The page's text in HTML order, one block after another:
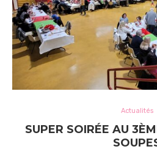
Actualités
SUPER SOIRÉE AU